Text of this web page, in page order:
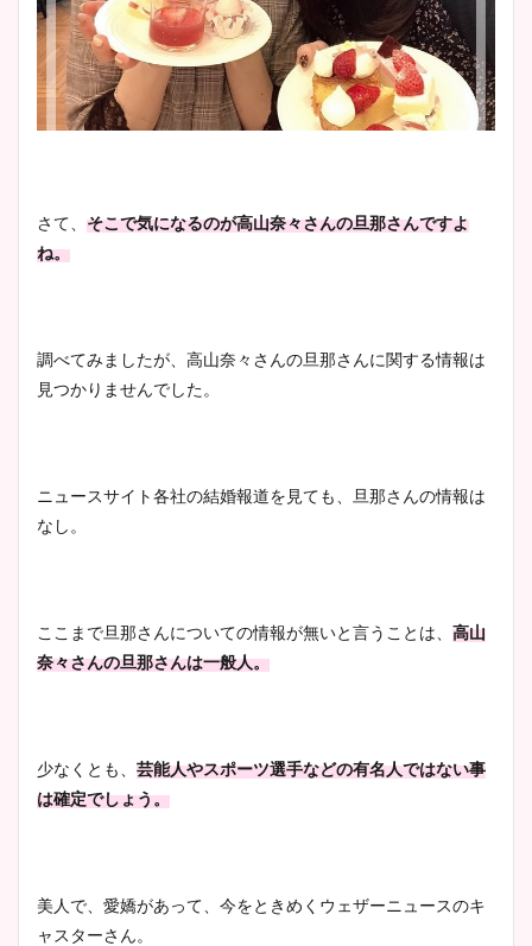
wikiプロフも！
安藤萌々アナのカップ画像や
イエット方は？昔と現在を画
とめ！美脚や水着姿に年齢も
宇賀神メグアナのニット画像
さて、 そこで気になるのが高山奈々さんの旦那さんですよ
ね。
調べてみましたが、高山奈々さんの旦那さんに関する情報は
見つかりませんでした。
ニュースサイト各社の結婚報道を見ても、旦那さんの情報は
なし。
ここまで旦那さんについての情報が無いと言うことは、 高山
奈々さんの旦那さんは一般人。
少なくとも、 芸能人やスポーツ選手などの有名人ではない事
は確定でしょう。
美人で、愛嬌があって、今をときめくウェザーニュースのキ
ャスターさん。